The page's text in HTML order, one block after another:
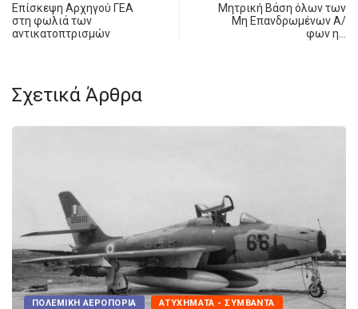
Επίσκεψη Αρχηγού ΓΕΑ
στη φωλιά των
αντικατοπτρισμών
Μητρική Βάση όλων των
Μη Επανδρωμένων Α/
φων η…
Σχετικά Άρθρα
- ΣΥΜΒΆΝΤΑ